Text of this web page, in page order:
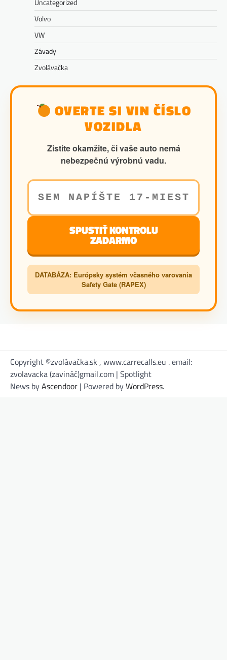
Uncategorized
Volvo
VW
Závady
Zvolávačka
OVERTE SI VIN ČÍSLO
VOZIDLA
Zistite okamžite, či vaše auto nemá
nebezpečnú výrobnú vadu.
SPUSTIŤ KONTROLU
ZADARMO
DATABÁZA: Európsky systém včasného varovania
Safety Gate (RAPEX)
Copyright ©zvolávačka.sk , www.carrecalls.eu . email:
zvolavacka (zavináč)gmail.com | Spotlight
News byAscendoor | Powered byWordPress.